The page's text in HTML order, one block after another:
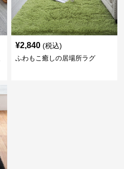
¥2,840 (税込)
ふわもこ癒しの居場所ラグ